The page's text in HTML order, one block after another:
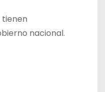
tienen
nacional.